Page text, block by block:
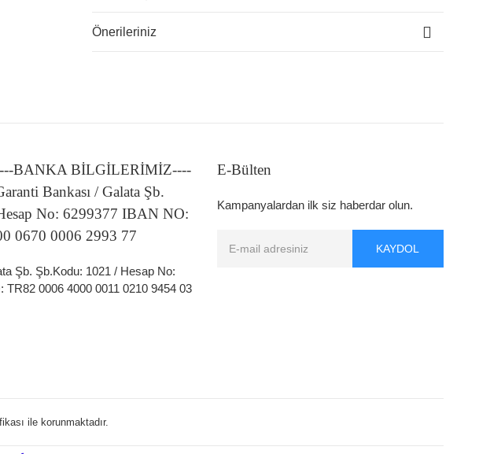
Önerileriniz
BANKA BİLGİLERİMİZ----
Bankası / Galata Şb.
No: 6299377 IBAN NO:
0670 0006 2993 77
Şb. Şb.Kodu: 1021 / Hesap No:
TR82 0006 4000 0011 0210 9454 03
E-Bülten
Kampanyalardan ilk siz haberdar olun.
KAYDOL
ile korunmaktadır.